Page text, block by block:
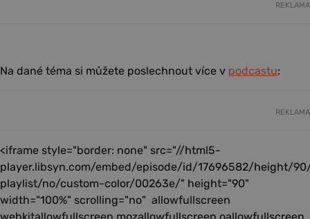
REKLAMA
Na dané téma si můžete poslechnout více v podcastu:
REKLAMA
<iframe style="border: none" src="//html5-
player.libsyn.com/embed/episode/id/17696582/height/
playlist/no/custom-color/00263e/" height="90"
width="100%" scrolling="no" allowfullscreen